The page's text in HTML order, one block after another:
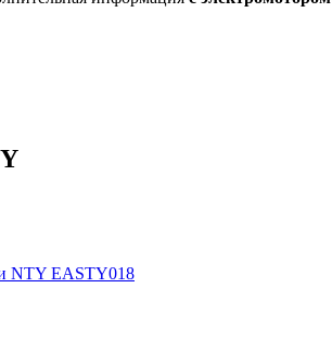
NTY EASTY018